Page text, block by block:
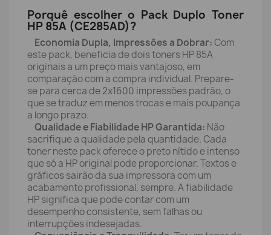
Porquê escolher o Pack Duplo Toner
HP 85A (CE285AD)?
Economia Dupla, Impressões a Dobrar:Com
este pack, beneficia de dois toners HP 85A
originais a um preço mais vantajoso, em
comparação com a compra individual. Prepare-
se para cerca de 2x1600 impressões padrão, o
que se traduz em menos trocas e mais poupança
a longo prazo.
Qualidade e Fiabilidade HP Garantida: Não
sacrifique a qualidade pela quantidade. Cada
toner neste pack oferece o preto nítido e intenso
que só a HP original pode proporcionar. Textos e
gráficos sairão da sua impressora com um
acabamento profissional, sempre. A fiabilidade
HP significa que pode contar com um
desempenho consistente, sem falhas ou
interrupções indesejadas.